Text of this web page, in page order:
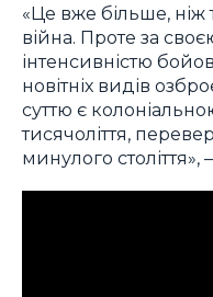
«Це вже більше, ніж
війна. Проте за
інтенсивністю
новітніх видів
суттю є
тисячоліття,
минулого століття»,